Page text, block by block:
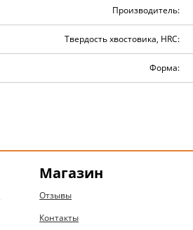
Производитель:
Твердость хвостовика, HRC:
Форма:
Магазин
Отзывы
Контакты